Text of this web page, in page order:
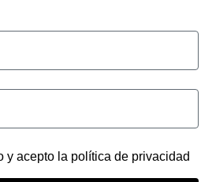
para oficina, salas de espera o
categorías Todo el
de escritorio".
y acepto la política de privacidad